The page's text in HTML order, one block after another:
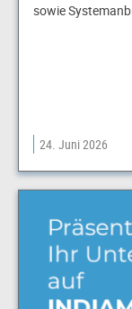
sowie
24. Juni 2026